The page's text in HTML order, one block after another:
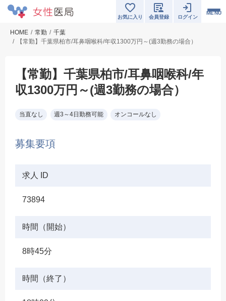
MENU
お気に入り 会員登録 ログイン
HOME 常勤
千葉
【常勤】千葉県柏市/耳鼻咽喉科/年収1300万円～(週3勤務の場合）
【常勤】千葉県柏市/耳鼻咽喉科/年
収1300万円～(週3勤務の場合）
当直なし 週3～4日勤務可能 オンコールなし
募集要項
求人 ID
73894
時間（開始）
8時45分
時間（終了）